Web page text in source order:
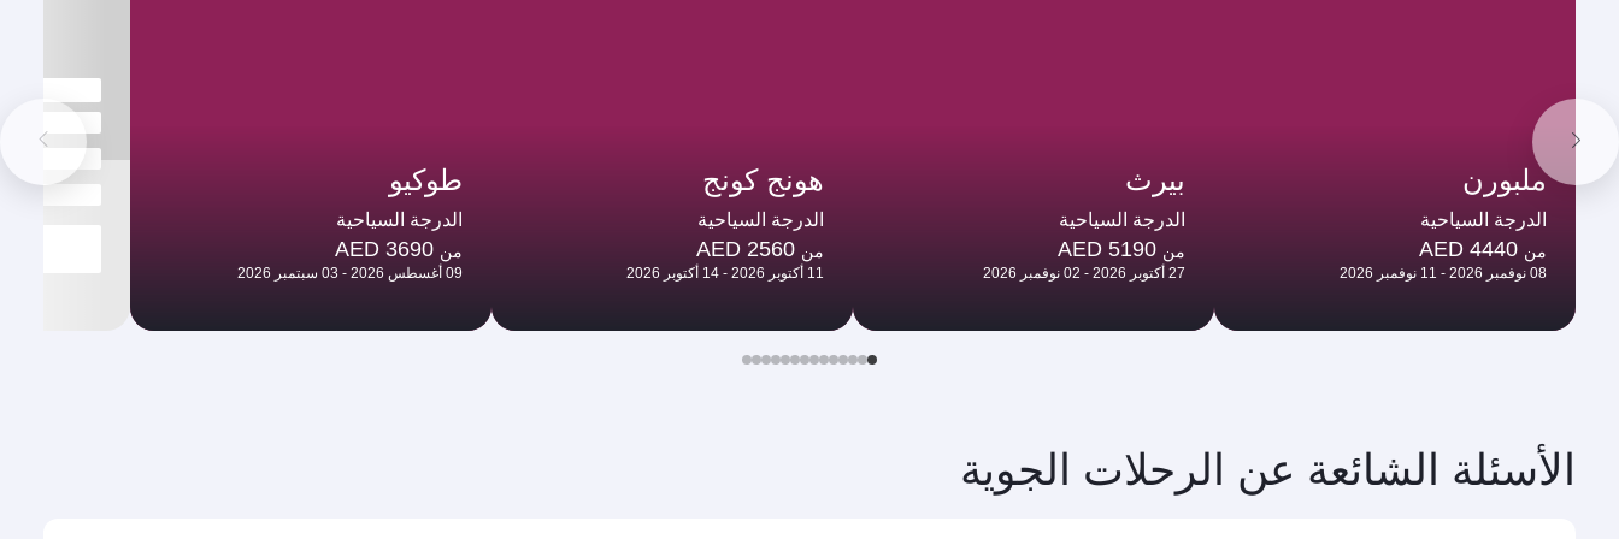
ملبورن
الدرجة السياحية
من AED 4440
08 نوفمبر 2026 - 11 نوفمبر 2026
بيرث
الدرجة السياحية
من AED 5190
27 أكتوبر 2026 - 02 نوفمبر 2026
هونج كونج
الدرجة السياحية
من AED 2560
11 أكتوبر 2026 - 14 أكتوبر 2026
طوكيو
الدرجة السياحية
من AED 3690
09 أغسطس 2026 - 03 سبتمبر 2026
الأسئلة الشائعة عن الرحلات الجوية